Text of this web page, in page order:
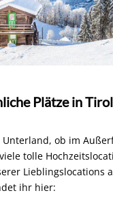
Plätze in
ob im
tolle
Lieblingslocations
ihr hier: